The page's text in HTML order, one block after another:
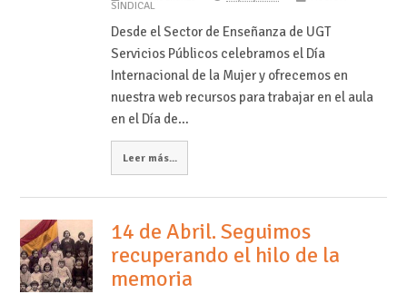
SINDICAL
Desde el Sector de Enseñanza de UGT
Servicios Públicos celebramos el Día
Internacional de la Mujer y ofrecemos en
nuestra web recursos para trabajar en el aula
en el Día de…
Leer más...
14 de Abril. Seguimos
recuperando el hilo de la
memoria